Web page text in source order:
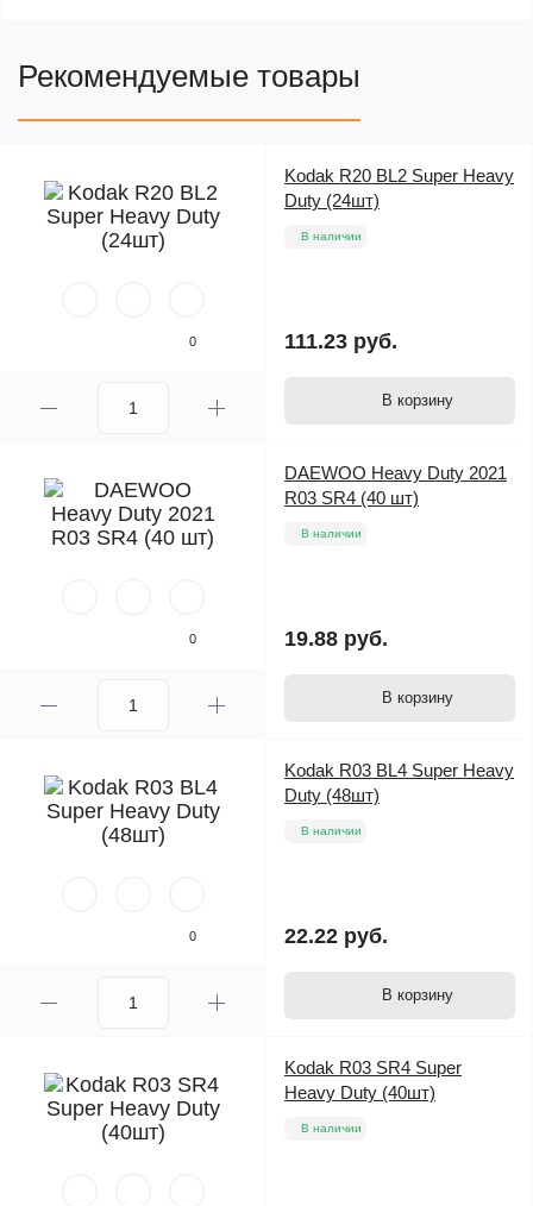
Рекомендуемые товары
0
Kodak R20 BL2 Super Heavy
Duty (24шт)
В наличии
111.23 руб.
В корзину
0
DAEWOO Heavy Duty 2021
R03 SR4 (40 шт)
В наличии
19.88 руб.
В корзину
0
Kodak R03 BL4 Super Heavy
Duty (48шт)
В наличии
22.22 руб.
В корзину
Kodak R03 SR4 Super
Heavy Duty (40шт)
В наличии